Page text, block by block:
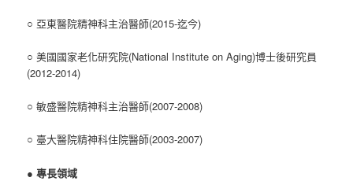
○ 亞東醫院精神科主治醫師(2015-迄今)
○ 美國國家老化研究院(National Institute on Aging)博士後研究員
(2012-2014)
○ 敏盛醫院精神科主治醫師(2007-2008)
○ 臺大醫院精神科住院醫師(2003-2007)
●專長領域